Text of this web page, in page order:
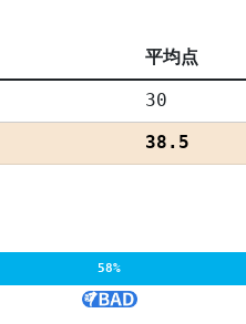
平均点
30
38.5
58%